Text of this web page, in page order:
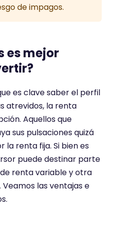
de impagos.
es mejor
es clave saber el perfil
atrevidos, la renta
Aquellos que
sus pulsaciones quizá
renta fija. Si bien es
puede destinar parte
renta variable y otra
las ventajas e